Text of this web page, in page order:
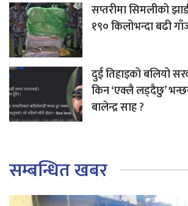
सप्तरीमा सिमलीको
१९० किलोभन्दा बढी
दुई तिहाइको बलियो
किन ‘एक्लै लड्दैछु’ भन्छन
बालेन्द्र साह ?
सम्बन्धित खबर